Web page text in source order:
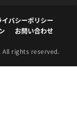
イバシーポリシー
お問い合わせ
All rights reserved.